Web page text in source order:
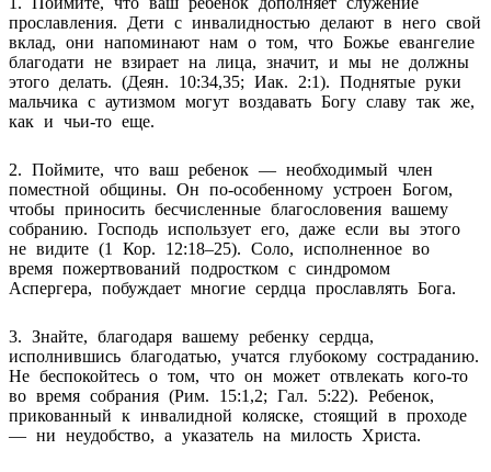
прославления. Дети с инвалидностью делают в него свой
вклад, они напоминают нам о том, что Божье евангелие
благодати не взирает на лица, значит, и мы не должны
этого делать. (Деян. 10:34,35; Иак. 2:1). Поднятые руки
мальчика с аутизмом могут воздавать Богу славу так же,
как и чьи-то еще.
2. Поймите, что ваш ребенок — необходимый член
поместной общины. Он по-особенному устроен Богом,
чтобы приносить бесчисленные благословения вашему
собранию. Господь использует его, даже если вы этого
не видите (1 Кор. 12:18–25). Соло, исполненное во
время пожертвований подростком с синдромом
Аспергера, побуждает многие сердца прославлять Бога.
3. Знайте, благодаря вашему ребенку сердца,
исполнившись благодатью, учатся глубокому состраданию.
Не беспокойтесь о том, что он может отвлекать кого-то
во время собрания (Рим. 15:1,2; Гал. 5:22). Ребенок,
прикованный к инвалидной коляске, стоящий в проходе
— ни неудобство, а указатель на милость Христа.